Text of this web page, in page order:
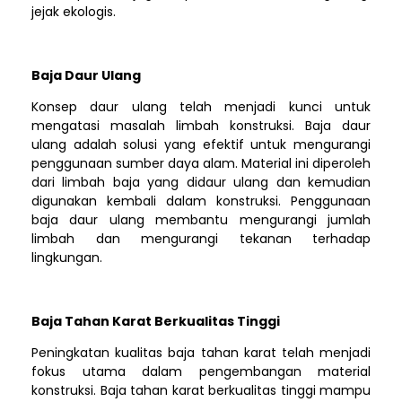
jejak ekologis.
Baja Daur Ulang
Konsep daur ulang telah menjadi kunci untuk
mengatasi masalah limbah konstruksi. Baja daur
ulang adalah solusi yang efektif untuk mengurangi
penggunaan sumber daya alam. Material ini diperoleh
dari limbah baja yang didaur ulang dan kemudian
digunakan kembali dalam konstruksi. Penggunaan
baja daur ulang membantu mengurangi jumlah
limbah dan mengurangi tekanan terhadap
lingkungan.
Baja Tahan Karat Berkualitas Tinggi
Peningkatan kualitas baja tahan karat telah menjadi
fokus utama dalam pengembangan material
konstruksi. Baja tahan karat berkualitas tinggi mampu